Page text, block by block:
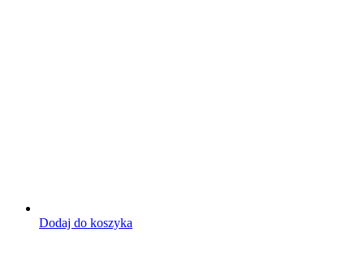
Dodaj do koszyka